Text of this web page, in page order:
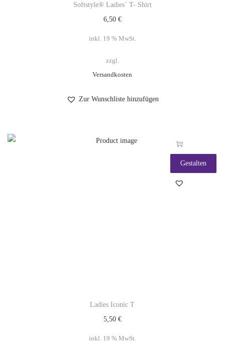
Softstyle® Ladies` T- Shirt
6,50 €
inkl. 19 % MwSt.
zzgl.
Versandkosten
Zur Wunschliste hinzufügen
Gestalten
Ladies Iconic T
5,50 €
inkl. 19 % MwSt.